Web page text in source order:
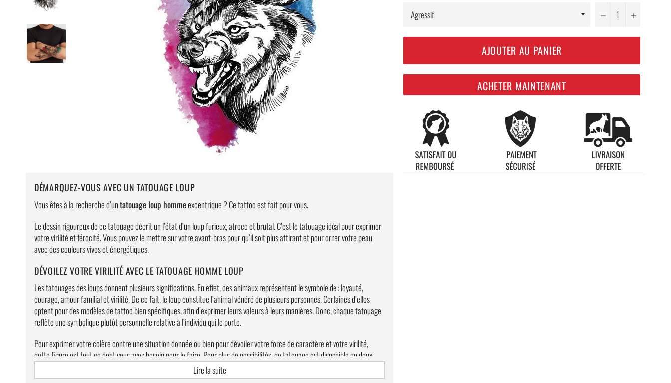
DÉMARQUEZ-VOUS AVEC UN TATOUAGE LOUP
Vous êtes à la recherche d’untatouage loup hommeexcentrique ? Ce tattoo est fait pour vous.
Le dessin rigoureux de ce tatouage décrit un l’état d’un loup furieux, atroce et brutal. C’est le tatouage idéal pour exprimer
votre virilité et férocité. Vous pouvez le mettre sur votre avant-bras pour qu’il soit plus attirant et pour orner votre peau
avec des couleurs vives et énergétiques.
DÉVOILEZ VOTRE VIRILITÉ AVEC LE TATOUAGE HOMME LOUP
Les tatouages des loups donnent plusieurs significations. En effet, ces animaux représentent le symbole de : loyauté,
courage, amour familial et virilité. De ce fait, le loup constitue l’animal vénéré de plusieurs personnes. Certaines d’elles
optent pour des modèles de tattoo bien spécifiques, afin d’exprimer leurs valeurs à leurs manières. Donc, chaque tatouage
reflète une symbolique plutôt personnelle relative à l’individu qui le porte.
Pour exprimer votre colère contre une situation donnée ou bien pour dévoiler votre force de caractère et votre virilité,
cette figure est tout ce dont vous avez besoin pour le faire. Pour plus de possibilités, ce tatouage est disponible en deux
Lire la suite
− +
AJOUTER AU PANIER
ACHETER MAINTENANT